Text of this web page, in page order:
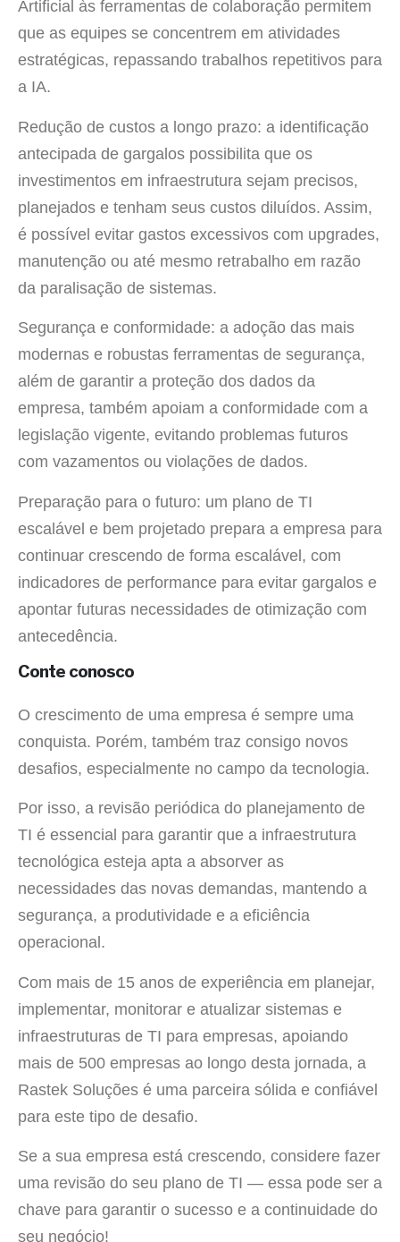
Artificial às ferramentas de colaboração permitem
que as equipes se concentrem em atividades
estratégicas, repassando trabalhos repetitivos para
a IA.
Redução de custos a longo prazo: a identificação
antecipada de gargalos possibilita que os
investimentos em infraestrutura sejam precisos,
planejados e tenham seus custos diluídos. Assim,
é possível evitar gastos excessivos com upgrades,
manutenção ou até mesmo retrabalho em razão
da paralisação de sistemas.
Segurança e conformidade: a adoção das mais
modernas e robustas ferramentas de segurança,
além de garantir a proteção dos dados da
empresa, também apoiam a conformidade com a
legislação vigente, evitando problemas futuros
com vazamentos ou violações de dados.
Preparação para o futuro: um plano de TI
escalável e bem projetado prepara a empresa para
continuar crescendo de forma escalável, com
indicadores de performance para evitar gargalos e
apontar futuras necessidades de otimização com
antecedência.
Conte conosco
O crescimento de uma empresa é sempre uma
conquista. Porém, também traz consigo novos
desafios, especialmente no campo da tecnologia.
Por isso, a revisão periódica do planejamento de
TI é essencial para garantir que a infraestrutura
tecnológica esteja apta a absorver as
necessidades das novas demandas, mantendo a
segurança, a produtividade e a eficiência
operacional.
Com mais de 15 anos de experiência em planejar,
implementar, monitorar e atualizar sistemas e
infraestruturas de TI para empresas, apoiando
mais de 500 empresas ao longo desta jornada, a
Rastek Soluções é uma parceira sólida e confiável
para este tipo de desafio.
Se a sua empresa está crescendo, considere fazer
uma revisão do seu plano de TI — essa pode ser a
chave para garantir o sucesso e a continuidade do
seu negócio!